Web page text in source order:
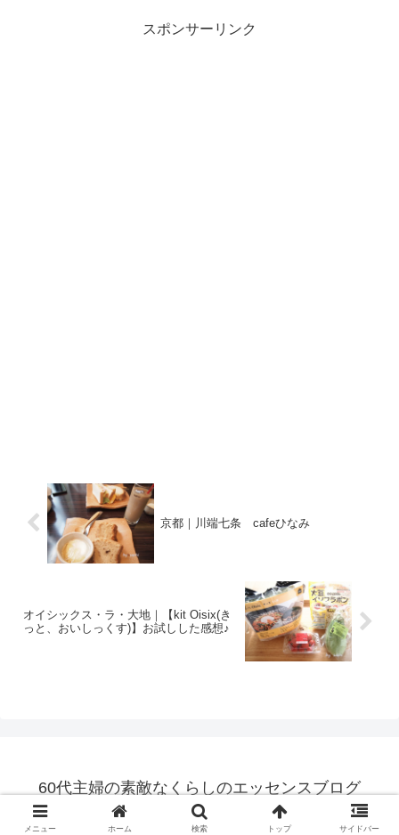
スポンサーリンク
京都｜川端七条 cafeひなみ
オイシックス・ラ・大地｜【kit Oisix(き
っと、おいしっくす)】お試しした感想♪
60代主婦の素敵なくらしのエッセンスブログ
© 2014 60代主婦の素敵なくらしのエッセンスブログ.
メニュー ホーム 検索 トップ サイドバー